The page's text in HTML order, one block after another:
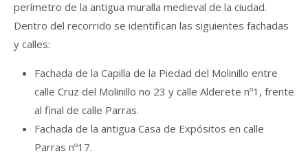
perímetro de la antigua muralla medieval de la ciudad.
Dentro del recorrido se identifican las siguientes fachadas
y calles:
Fachada de la Capilla de la Piedad del Molinillo entre
calle Cruz del Molinillo no 23 y calle Alderete nº1, frente
al final de calle Parras.
Fachada de la antigua Casa de Expósitos en calle
Parras nº17.